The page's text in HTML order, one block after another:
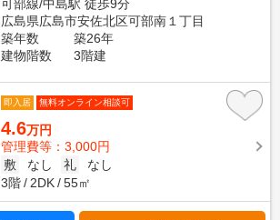
可部線/中島駅 徒歩9分
広島県広島市安佐北区可部南１丁目
築年数
築26年
建物階数
3階建
即入居 無料オンライン相談可
4.6万円
管理費等：3,000円
敷
なし 礼
なし
3階
2DK 55㎡